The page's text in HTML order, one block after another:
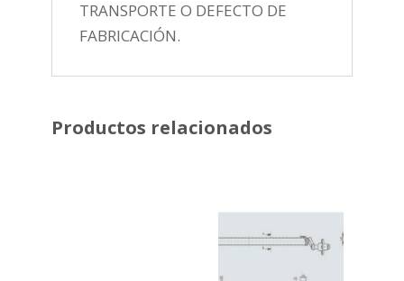
TRANSPORTE O DEFECTO DE
FABRICACIÓN.
Productos relacionados